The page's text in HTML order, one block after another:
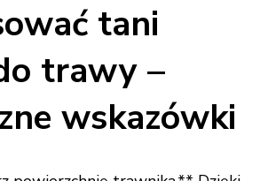
tani
trawy –
wskazówki